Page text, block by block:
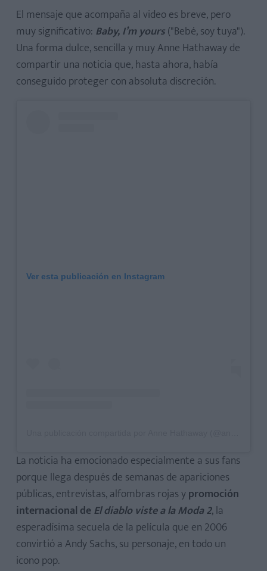
El mensaje que acompaña al video es breve, pero
muy significativo: Baby, I’m yours("Bebé, soy tuya").
Una forma dulce, sencilla y muy Anne Hathaway de
compartir una noticia que, hasta ahora, había
conseguido proteger con absoluta discreción.
Ver esta publicación en Instagram
La noticia ha emocionado especialmente a sus fans
porque llega después de semanas de apariciones
públicas, entrevistas, alfombras rojas ypromoción
internacional deEl diablo viste a la Moda 2, la
esperadísima secuela de la película que en 2006
convirtió a Andy Sachs, su personaje, en todo un
icono pop.